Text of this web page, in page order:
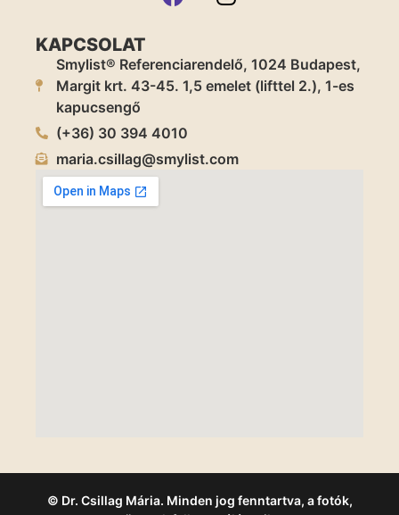
KAPCSOLAT
Smylist® Referenciarendelő, 1024 Budapest,
Margit krt. 43-45. 1,5 emelet (lifttel 2.), 1-es
kapucsengő
(+36) 30 394 4010
maria.csillag@smylist.com
© Dr. Csillag Mária. Minden jog fenntartva, a fotók,